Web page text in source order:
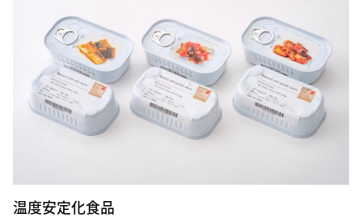
温度安定化食品